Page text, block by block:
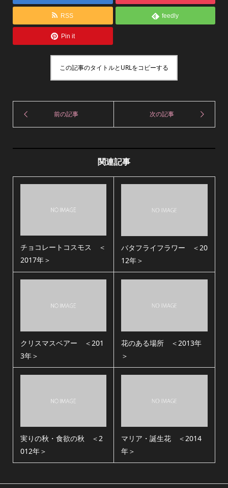
RSS feedly
Pin it
この記事のタイトルとURLをコピーする
関連記事
チョコレートコスモス ＜
2017年＞
バタフライフラワー ＜20
12年＞
クリスマスベアー ＜201
3年＞
花のある場所 ＜2013年
＞
実りの秋・食欲の秋 ＜2
012年＞
マリア・誕生花 ＜2014
年＞